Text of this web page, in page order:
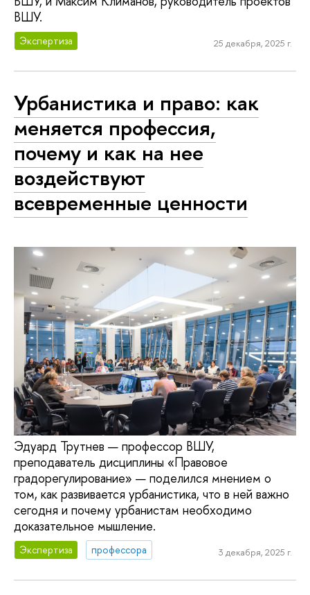
ВШУ.
Экспертиза 25 декабря, 2025 г.
Урбанистика и право: как
меняется профессия,
почему и как на нее
воздействуют
всевременные ценности
Эдуард Трутнев — профессор ВШУ,
преподаватель дисциплины «Правовое
градорегулирование» — поделился мнением о
том, как развивается урбанистика, что в ней важно
сегодня и почему урбанистам необходимо
доказательное мышление.
Экспертиза профессора 3 декабря, 2025 г.